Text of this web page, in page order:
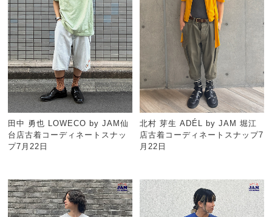
田中 勇也 LOWECO by JAM仙
台店古着コーディネートスナッ
プ7月22日
北村 芽生 ADÉL by JAM 堀江
店古着コーディネートスナップ7
月22日